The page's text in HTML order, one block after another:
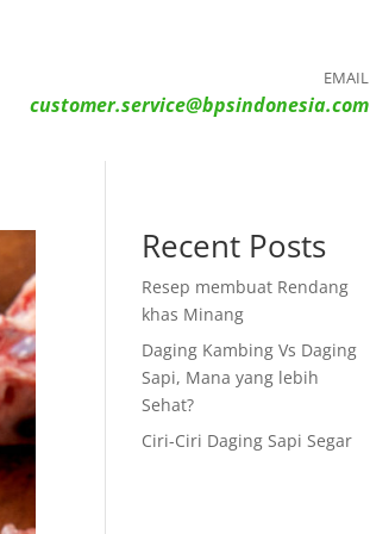
EMAIL
customer.service@bpsindonesia.com
Recent Posts
Resep membuat Rendang
khas Minang
Daging Kambing Vs Daging
Sapi, Mana yang lebih
Sehat?
Ciri-Ciri Daging Sapi Segar